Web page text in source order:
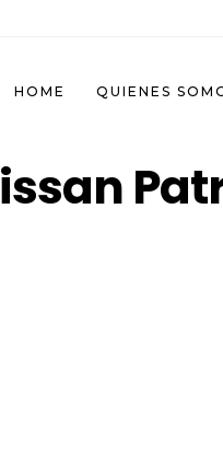
HOME QUIENES